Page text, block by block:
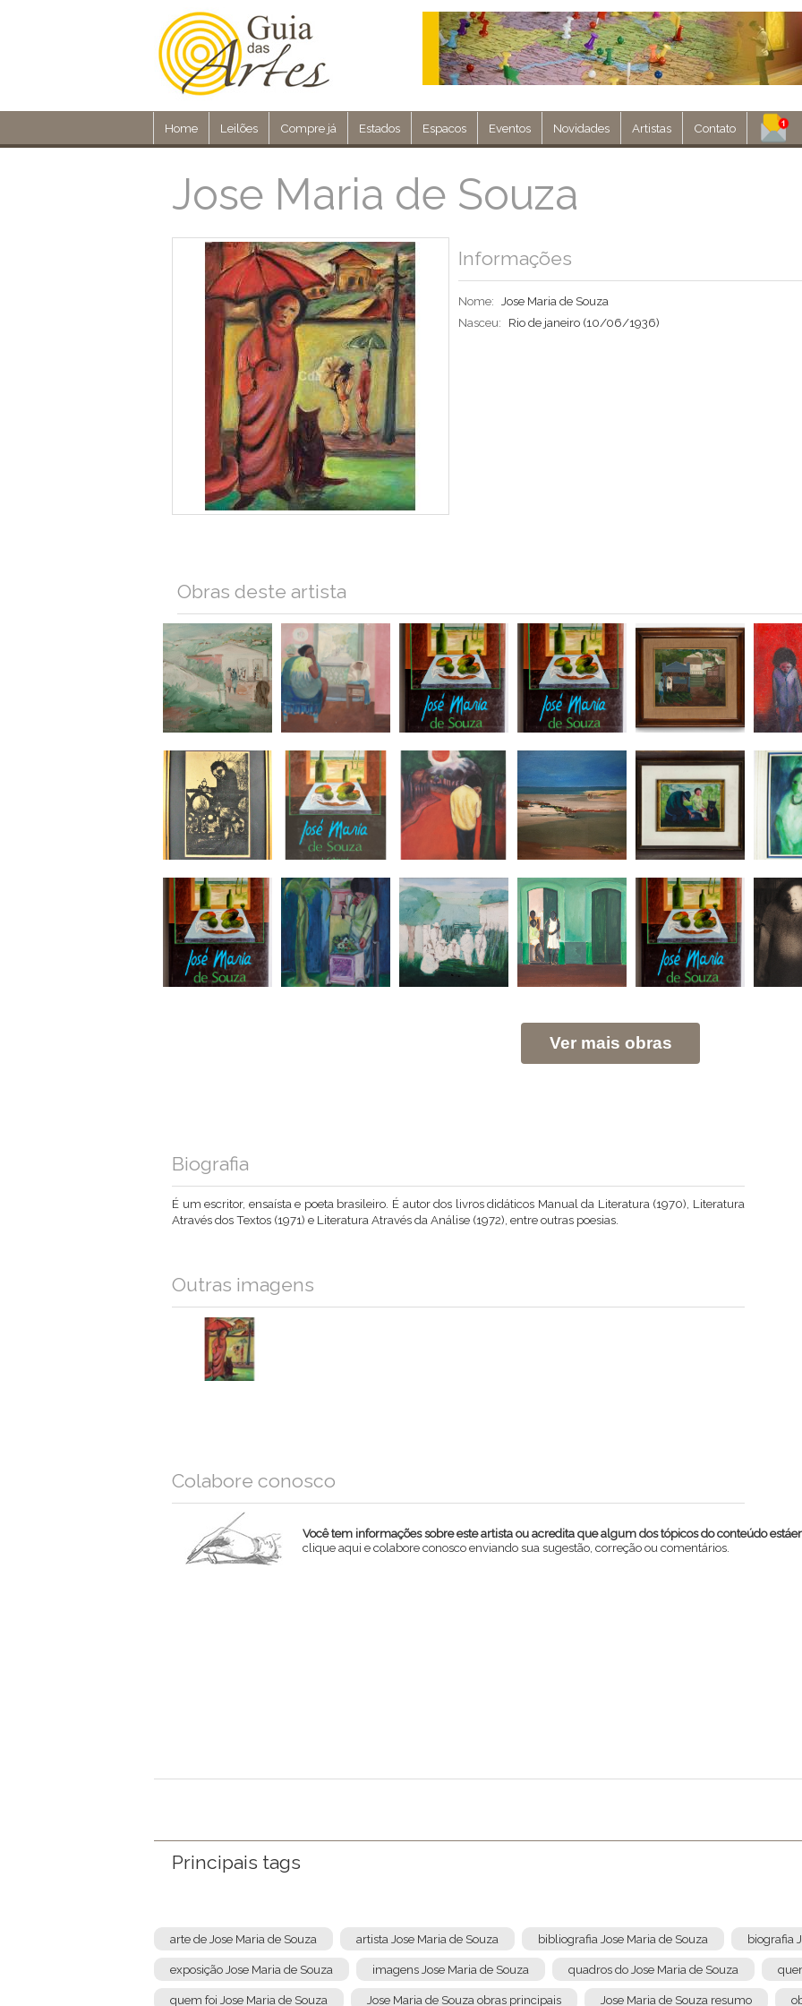
Home Leilões Compre já Estados Espacos Eventos Novidades Artistas Contato
Jose Maria de Souza
Informações
Nome:
Jose Maria de Souza
Nasceu:
Rio de janeiro (10/06/1936)
Obras deste artista
Ver mais obras
Biografia
É um escritor, ensaísta e poeta brasileiro. É autor dos livros didáticos Manual da Literatura (1970), Literatura
Através dos Textos (1971) e Literatura Através da Análise (1972), entre outras poesias.
Outras imagens
Colabore conosco
Você tem informações sobre este artista ou acredita que algum dos tópicos do conteúdo
clique aqui e colabore conosco enviando sua sugestão, correção ou comentários.
Principais tags
arte de Jose Maria de Souza artista Jose Maria de Souza bibliografia Jose Maria de Souza biografia
exposição Jose Maria de Souza imagens Jose Maria de Souza quadros do Jose Maria de Souza
quem foi Jose Maria de Souza Jose Maria de Souza obras principais Jose Maria de Souza resumo